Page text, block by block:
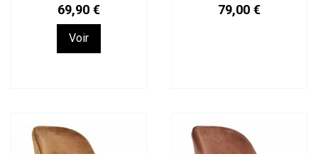
69,90 €
Voir
79,00 €